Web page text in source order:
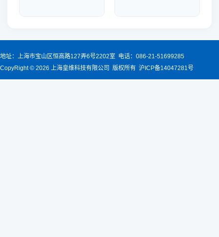
地址：上海市宝山区恒高路127弄6号2202室 电话：086-21-51699285
CopyRight © 2026 上海皇维科技有限公司 版权所有 沪ICP备14047281号